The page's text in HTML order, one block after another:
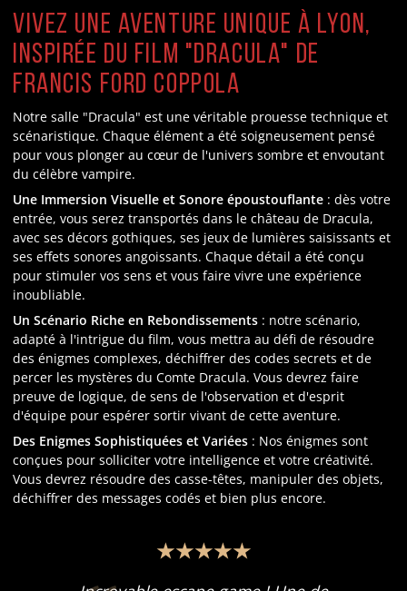
Vivez une Aventure Unique à Lyon,
Inspirée du film "Dracula" de
Francis Ford Coppola
Notre salle "Dracula" est une véritable prouesse technique et
scénaristique. Chaque élément a été soigneusement pensé
pour vous plonger au cœur de l'univers sombre et envoutant
du célèbre vampire.
Une Immersion Visuelle et Sonore époustouflante : dès votre
entrée, vous serez transportés dans le château de Dracula,
avec ses décors gothiques, ses jeux de lumières saisissants et
ses effets sonores angoissants. Chaque détail a été conçu
pour stimuler vos sens et vous faire vivre une expérience
inoubliable.
Un Scénario Riche en Rebondissements : notre scénario,
adapté à l'intrigue du film, vous mettra au défi de résoudre
des énigmes complexes, déchiffrer des codes secrets et de
percer les mystères du Comte Dracula. Vous devrez faire
preuve de logique, de sens de l'observation et d'esprit
d'équipe pour espérer sortir vivant de cette aventure.
Des Enigmes Sophistiquées et Variées : Nos énigmes sont
conçues pour solliciter votre intelligence et votre créativité.
Vous devrez résoudre des casse-têtes, manipuler des objets,
déchiffrer des messages codés et bien plus encore.